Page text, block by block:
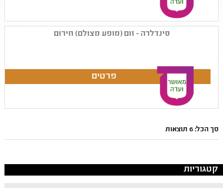
סינדלרה - זום (מופע מצולם) חירום
סך הכל: 6 תוצאות
קטגוריות